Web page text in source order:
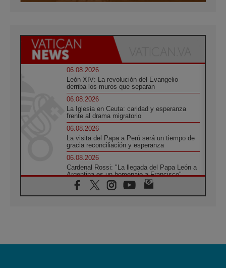
06.08.2026
León XIV: La revolución del Evangelio
derriba los muros que separan
06.08.2026
La Iglesia en Ceuta: caridad y esperanza
frente al drama migratorio
06.08.2026
La visita del Papa a Perú será un tiempo de
gracia reconciliación y esperanza
06.08.2026
Cardenal Rossi: "La llegada del Papa León a
Argentina es un homenaje a Francisco"
06.08.2026
En Asís, León XIV invita a los jóvenes a
05.08.2026